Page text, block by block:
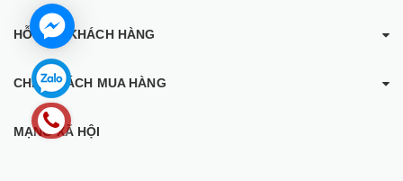
HỖ TRỢ KHÁCH HÀNG
CHÍNH SÁCH MUA HÀNG
MẠNG XÃ HỘI